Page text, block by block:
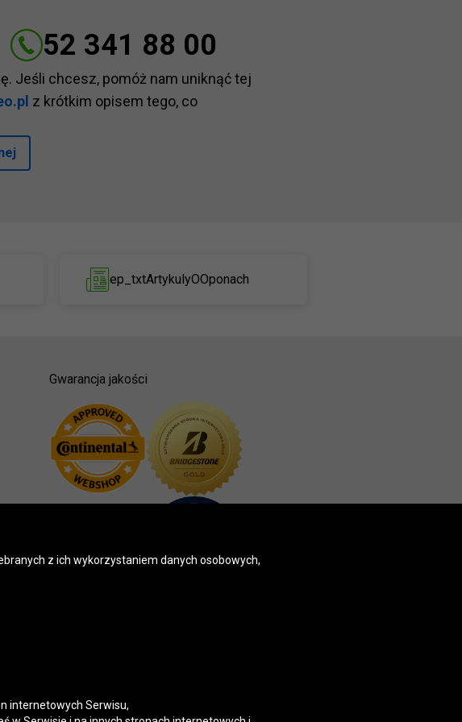
52 341 88 00
Jeśli chcesz, pomóż nam uniknąć tej
z krótkim opisem tego, co
ep_txtArtykulyOOponach
Gwarancja jakości
z ich wykorzystaniem danych osobowych,
internetowych Serwisu,